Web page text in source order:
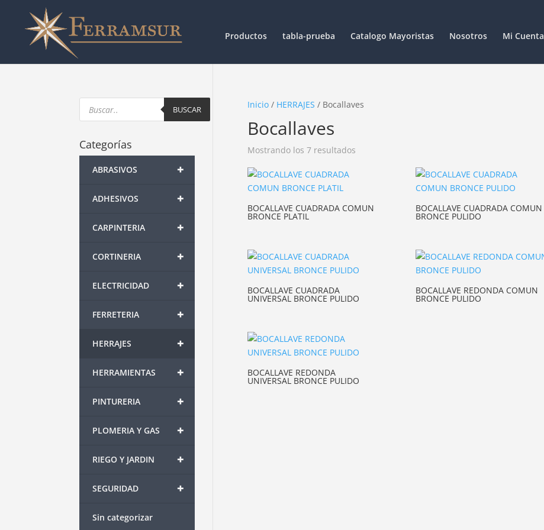
Productos tabla-prueba Catalogo Mayoristas Nosotros Mi Cuenta
Inicio/ HERRAJES / Bocallaves
Bocallaves
Mostrando los 7 resultados
BOCALLAVE CUADRADA COMUN
BRONCE PLATIL
BOCALLAVE CUADRADA COMUN
BRONCE PULIDO
BOCALLAVE CUADRADA
UNIVERSAL BRONCE PULIDO
BOCALLAVE REDONDA COMUN
BRONCE PULIDO
BOCALLAVE REDONDA
UNIVERSAL BRONCE PULIDO
Products
search BUSCAR
Categorías
+
ABRASIVOS
+
ADHESIVOS
+
CARPINTERIA
+
CORTINERIA
+
ELECTRICIDAD
+
FERRETERIA
+
HERRAJES
+
HERRAMIENTAS
+
PINTURERIA
+
PLOMERIA Y GAS
+
RIEGO Y JARDIN
+
SEGURIDAD
Sin categorizar